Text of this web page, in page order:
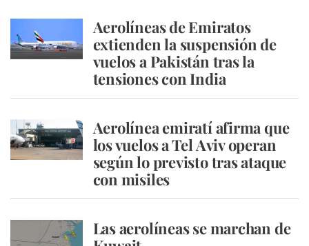
Aerolíneas de Emiratos
extienden la suspensión de
vuelos a Pakistán tras la
tensiones con India
Aerolínea emiratí afirma que
los vuelos a Tel Aviv operan
según lo previsto tras ataque
con misiles
Las aerolíneas se marchan de